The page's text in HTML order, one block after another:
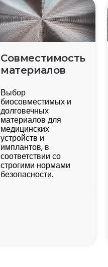
Совместимость
материалов
Выбор
биосовместимых и
долговечных
материалов для
медицинских
устройств и
имплантов, в
соответствии со
строгими нормами
безопасности.